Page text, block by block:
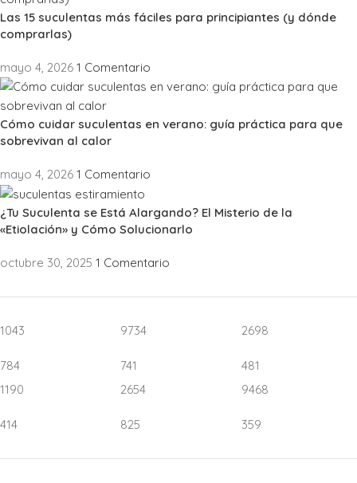
Las 15 suculentas más fáciles para principiantes (y dónde
comprarlas)
mayo 4, 2026 1 Comentario
Cómo cuidar suculentas en verano: guía práctica para que
sobrevivan al calor
mayo 4, 2026 1 Comentario
¿Tu Suculenta se Está Alargando? El Misterio de la
«Etiolación» y Cómo Solucionarlo
octubre 30, 2025 1 Comentario
1043
784
9734
741
2698
481
1190
414
2654
825
9468
359